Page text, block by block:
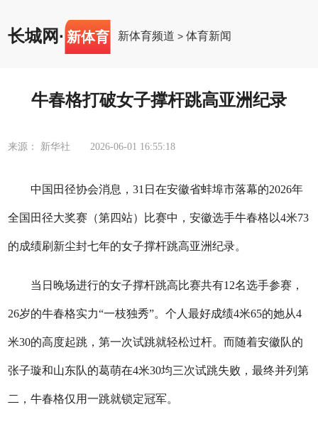
长城网· 新体育 新体育频道 >体育新闻
牛春格打破女子撑杆跳高亚洲纪录
来源： 新华社 2026-06-01 16:55:18
中国田径协会消息，31日在安徽省蚌埠市落幕的2026年
全国田径大奖赛（第四站）比赛中，安徽选手牛春格以4米73
的成绩刷新尘封七年的女子撑杆跳高亚洲纪录。
当日晚场进行的女子撑杆跳高比赛共有12名选手参赛，
26岁的牛春格实力“一枝独秀”。个人最好成绩4米65的她从4
米30的高度起跳，第一次试跳就轻松过杆。而随着安徽队的
张子璇和山东队的葛萌在4米30均三次试跳失败，最终并列第
二，牛春格仅用一跳就锁定冠军。